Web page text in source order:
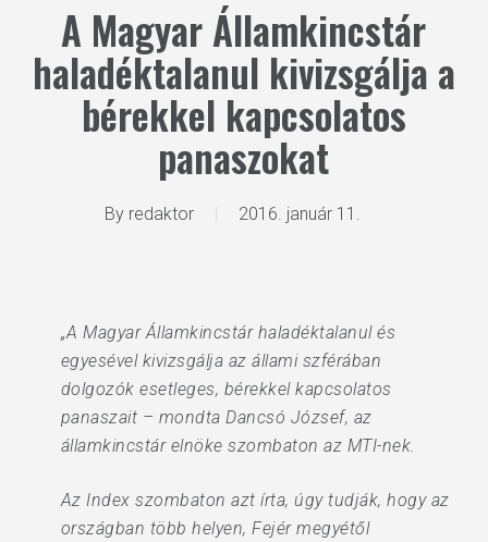
A Magyar Államkincstár
haladéktalanul kivizsgálja a
bérekkel kapcsolatos
panaszokat
By redaktor 2016. január 11.
„A Magyar Államkincstár haladéktalanul és
egyesével kivizsgálja az állami szférában
dolgozók esetleges, bérekkel kapcsolatos
panaszait – mondta Dancsó József, az
államkincstár elnöke szombaton az MTI-nek.
Az Index szombaton azt írta, úgy tudják, hogy az
országban több helyen, Fejér megyétől